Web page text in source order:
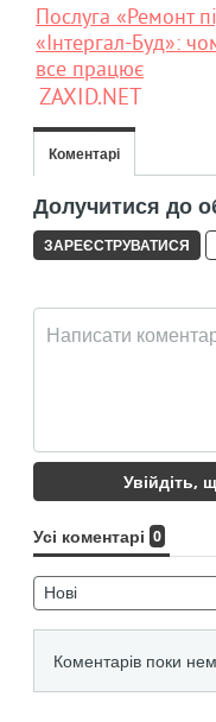
Послуга «Ремонт
«Інтергал-Буд»:
все працює
ZAXID.NET